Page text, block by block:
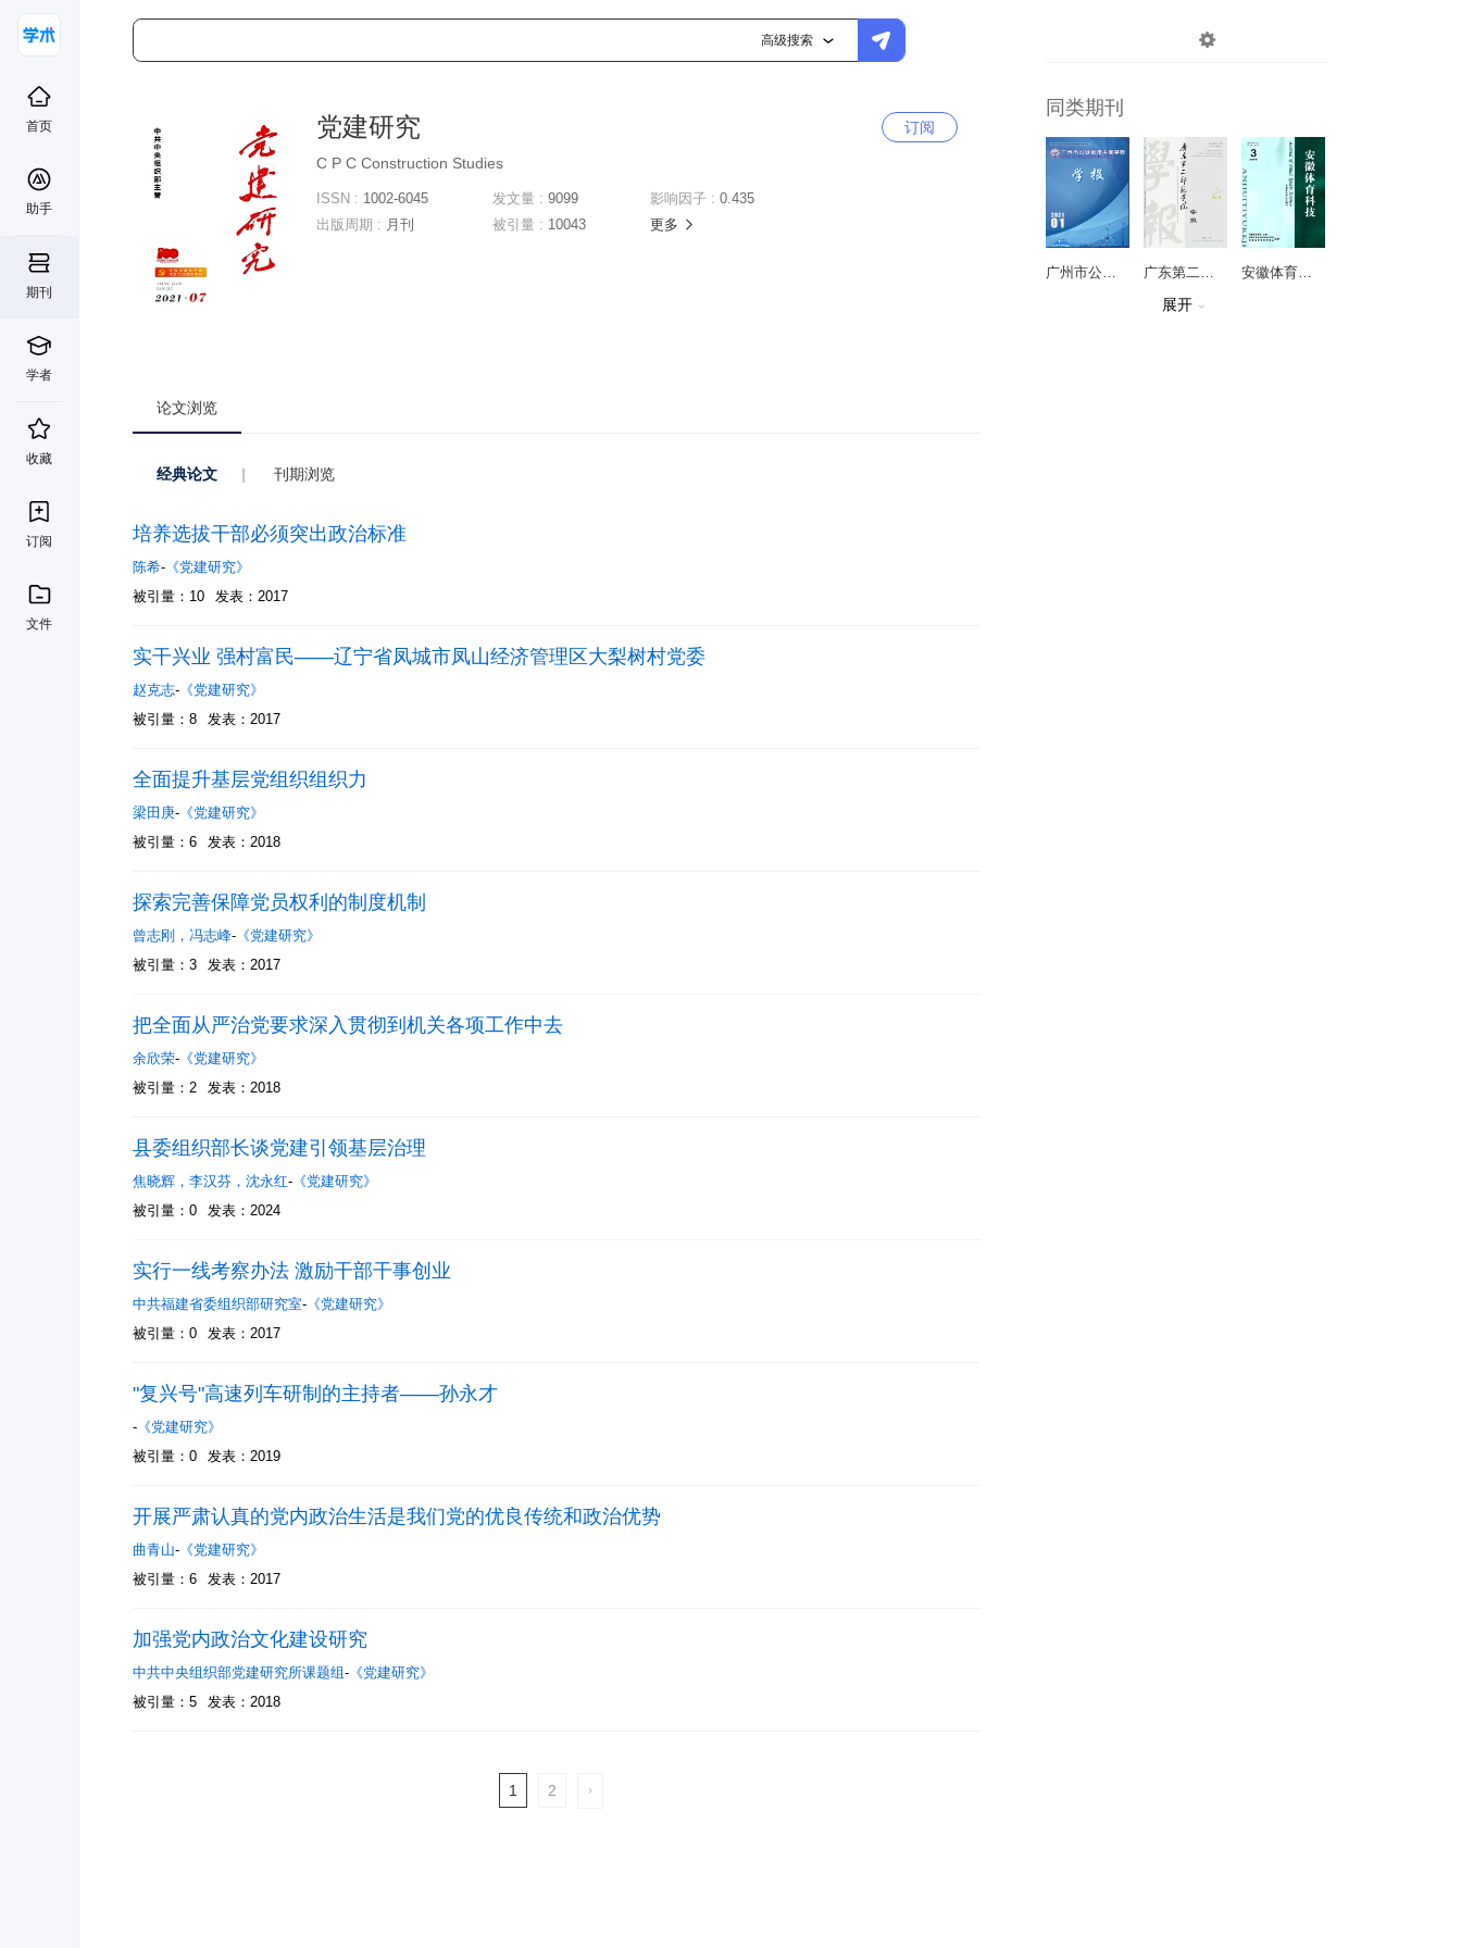
高级搜索 
首页
助手
期刊
学者
收藏
订阅
文件
党建研究 订阅
C P C Construction Studies
ISSN : 1002-6045
出版周期 : 月刊
发文量 : 9099
被引量 : 10043
影响因子 : 0.435
更多
论文浏览
经典论文 | 刊期浏览
培养选拔干部必须突出政治标准
陈希- 《党建研究》
被引量：10
发表：2017
实干兴业 强村富民——辽宁省凤城市凤山经济管理区大梨树村党委
赵克志- 《党建研究》
被引量：8
发表：2017
全面提升基层党组织组织力
梁田庚- 《党建研究》
被引量：6
发表：2018
探索完善保障党员权利的制度机制
曾志刚 ， 冯志峰- 《党建研究》
被引量：3
发表：2017
把全面从严治党要求深入贯彻到机关各项工作中去
余欣荣- 《党建研究》
被引量：2
发表：2018
县委组织部长谈党建引领基层治理
焦晓辉 ， 李汉芬 ， 沈永红- 《党建研究》
被引量：0
发表：2024
实行一线考察办法 激励干部干事创业
中共福建省委组织部研究室- 《党建研究》
被引量：0
发表：2017
"复兴号"高速列车研制的主持者——孙永才
- 《党建研究》
被引量：0
发表：2019
开展严肃认真的党内政治生活是我们党的优良传统和政治优势
曲青山- 《党建研究》
被引量：6
发表：2017
加强党内政治文化建设研究
中共中央组织部党建研究所课题组- 《党建研究》
被引量：5
发表：2018
1 2 
同类期刊
广州市公安管理干部学院学报 广东第二师范学院学报 安徽体育科技
展开 